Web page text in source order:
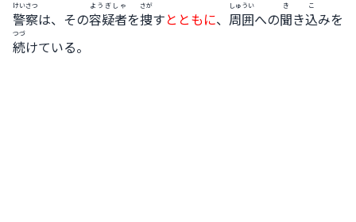
警察
けいさつ
は、その容疑者
ようぎしゃ
を捜
さが
すとともに、 周囲
しゅうい
への聞
き
き込
こ
みを
続
つづ
けている。